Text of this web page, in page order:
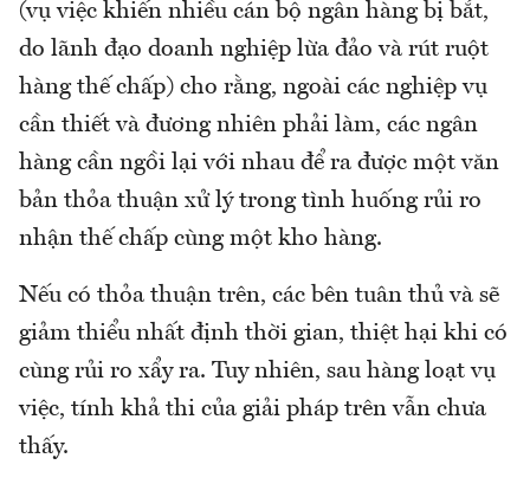
(vụ việc khiến nhiều cán bộ ngân hàng bị bắt,
do lãnh đạo doanh nghiệp lừa đảo và rút ruột
hàng thế chấp) cho rằng, ngoài các nghiệp vụ
cần thiết và đương nhiên phải làm, các ngân
hàng cần ngồi lại với nhau để ra được một văn
bản thỏa thuận xử lý trong tình huống rủi ro
nhận thế chấp cùng một kho hàng.
Nếu có thỏa thuận trên, các bên tuân thủ và sẽ
giảm thiểu nhất định thời gian, thiệt hại khi có
cùng rủi ro xẩy ra. Tuy nhiên, sau hàng loạt vụ
việc, tính khả thi của giải pháp trên vẫn chưa
thấy.